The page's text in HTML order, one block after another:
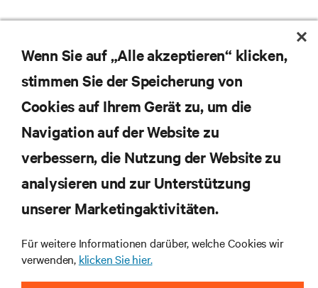
Abonnieren Sie unseren Newsletter und erhalten
die neuesten Technologietrends
Themen der Branche, mit aktuellen Diskussionen
und Einblicken von Experten in das
Rechenzentrums- und Infrastrukturmanagement.
JETZT ANMELDEN
Wenn Sie auf „Alle akzeptieren“ klicken,
stimmen Sie der Speicherung von
Cookies auf Ihrem Gerät zu, um die
Navigation auf der Website zu
verbessern, die Nutzung der Website zu
analysieren und zur Unterstützung
unserer Marketingaktivitäten.
Für weitere Informationen darüber, welche Cookies wir
verwenden, klicken Sie hier.